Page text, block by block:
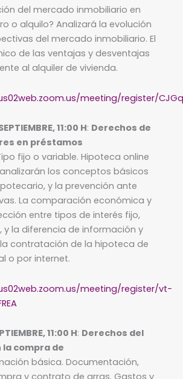
del mercado inmobiliario en
o alquilo? Analizará la evolución
del mercado inmobiliario. El
de las ventajas y desventajas
al alquiler de vivienda.
meeting/register/
11:00 H: Derechos de
en préstamos
fijo o variable. Hipoteca online
los conceptos básicos
y la prevención ante
La comparación económica y
entre tipos de interés fijo,
y la diferencia de información y
contratación de la hipoteca de
o por internet.
meeting/register/vt-
11:00 H: Derechos del
compra de
básica. Documentación,